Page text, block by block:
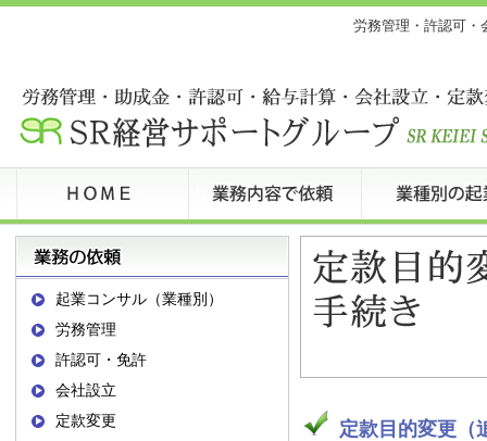
労務管理・許認可・
起業コンサル（業種別）
労務管理
許認可・免許
会社設立
定款変更
定款目的変更（